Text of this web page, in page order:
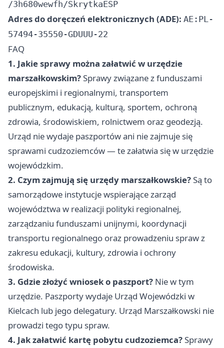
/3h680wewfh/SkrytkaESP
Adres do doręczeń elektronicznych (ADE): AE:PL-
57494-35550-GDUUU-22
FAQ
1. Jakie sprawy można załatwić w urzędzie
marszałkowskim?Sprawy związane z funduszami
europejskimi i regionalnymi, transportem
publicznym, edukacją, kulturą, sportem, ochroną
zdrowia, środowiskiem, rolnictwem oraz geodezją.
Urząd nie wydaje paszportów ani nie zajmuje się
sprawami cudzoziemców — te załatwia się w urzędzie
wojewódzkim.
2. Czym zajmują się urzędy marszałkowskie?Są to
samorządowe instytucje wspierające zarząd
województwa w realizacji polityki regionalnej,
zarządzaniu funduszami unijnymi, koordynacji
transportu regionalnego oraz prowadzeniu spraw z
zakresu edukacji, kultury, zdrowia i ochrony
środowiska.
3. Gdzie złożyć wniosek o paszport? Nie w tym
urzędzie. Paszporty wydaje Urząd Wojewódzki w
Kielcach lub jego delegatury. Urząd Marszałkowski nie
prowadzi tego typu spraw.
4. Jak załatwić kartę pobytu cudzoziemca?Sprawy